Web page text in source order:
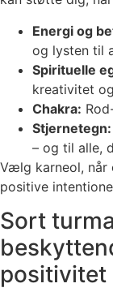
Energi og
og lysten til
Spirituelle
kreativitet
Chakra:
Stjernetegn:
– og til alle,
Vælg karneol,
positive
Sort
positivitet